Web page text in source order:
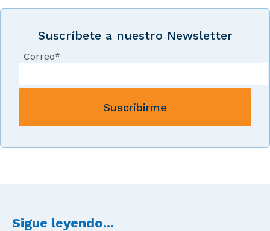
Suscríbete a nuestro Newsletter
Correo*
Sigue leyendo...